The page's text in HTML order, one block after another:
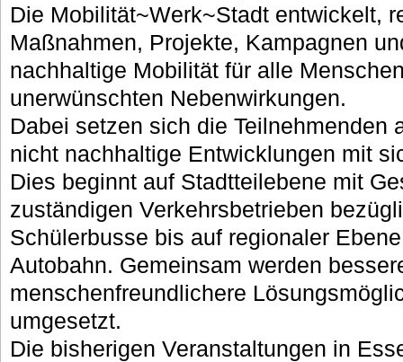
Die Mobilität~Werk~Stadt entwickelt,
Maßnahmen, Projekte, Kampagnen
nachhaltige Mobilität für alle
unerwünschten Nebenwirkungen.
Dabei setzen sich die Teilnehmenden
nicht nachhaltige Entwicklungen mit
Dies beginnt auf Stadtteilebene mit
zuständigen Verkehrsbetrieben
Schülerbusse bis auf regionaler
Autobahn. Gemeinsam werden
menschenfreundlichere
umgesetzt.
Die bisherigen Veranstaltungen in